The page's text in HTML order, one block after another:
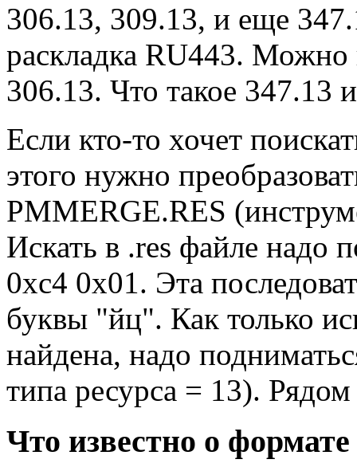
306.13, 309.13, и еще
раскладка RU443. Можно
306.13. Что такое 347.13
Если кто-то хочет
этого нужно
PMMERGE.RES
Искать в .res файле надо
0xc4 0x01. Эта
буквы "йц". Как только
найдена, надо
типа ресурса = 13).
Что известно о формате